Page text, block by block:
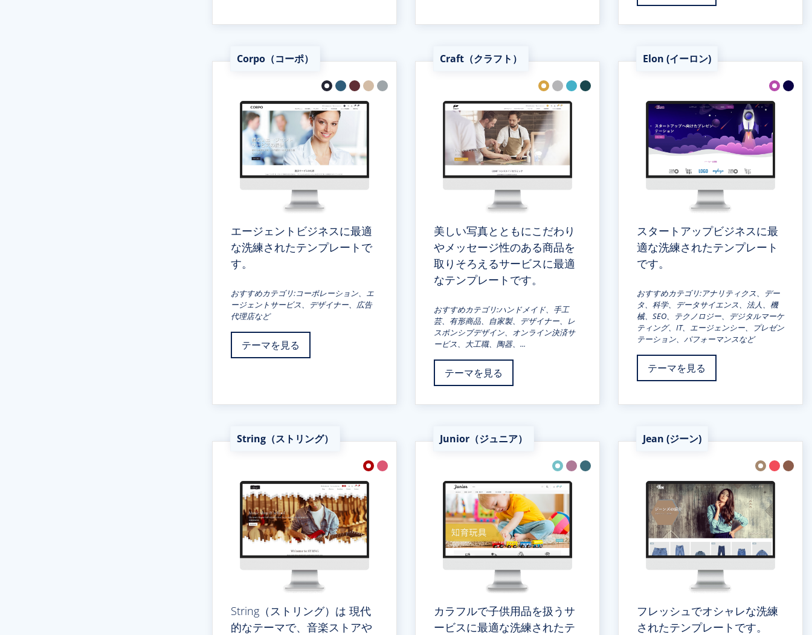
Corpo（コーポ）
エージェントビジネスに最適
な洗練されたテンプレートで
す。
おすすめカテゴリ:コーポレーション、エ
ージェントサービス、デザイナー、広告
代理店など
テーマを見る
Craft（クラフト）
美しい写真とともにこだわり
やメッセージ性のある商品を
取りそろえるサービスに最適
なテンプレートです。
おすすめカテゴリ:ハンドメイド、手工
芸、有形商品、自家製、デザイナー、レ
スポンシブデザイン、オンライン決済サ
ービス、大工職、陶器、...
テーマを見る
Elon (イーロン)
スタートアップビジネスに最
適な洗練されたテンプレート
です。
おすすめカテゴリ:アナリティクス、デー
タ、科学、データサイエンス、法人、機
械、SEO、テクノロジー、デジタルマーケ
ティング、IT、エージェンシー、プレゼン
テーション、パフォーマンスなど
テーマを見る
String（ストリング）
String（ストリング）は 現代
的なテーマで、音楽ストアや
Junior（ジュニア）
カラフルで子供用品を扱うサ
ービスに最適な洗練されたテ
Jean (ジーン)
フレッシュでオシャレな洗練
されたテンプレートです。